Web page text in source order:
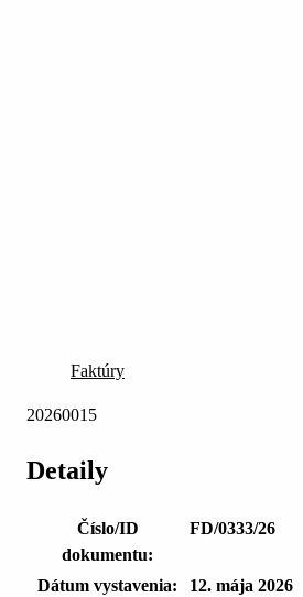
Faktúry
20260015
Detaily
Číslo/ID
dokumentu:
FD/0333/26
Dátum vystavenia:
12. mája 2026